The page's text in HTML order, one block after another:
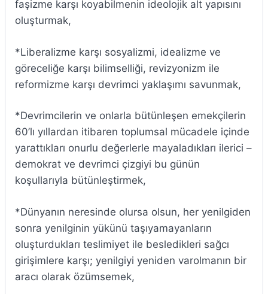
faşizme karşı koyabilmenin ideolojik alt yapısını
oluşturmak,
*Liberalizme karşı sosyalizmi, idealizme ve
göreceliğe karşı bilimselliği, revizyonizm ile
reformizme karşı devrimci yaklaşımı savunmak,
*Devrimcilerin ve onlarla bütünleşen emekçilerin
60’lı yıllardan itibaren toplumsal mücadele içinde
yarattıkları onurlu değerlerle mayaladıkları ilerici –
demokrat ve devrimci çizgiyi bu günün
koşullarıyla bütünleştirmek,
*Dünyanın neresinde olursa olsun, her yenilgiden
sonra yenilginin yükünü taşıyamayanların
oluşturdukları teslimiyet ile besledikleri sağcı
girişimlere karşı; yenilgiyi yeniden varolmanın bir
aracı olarak özümsemek,